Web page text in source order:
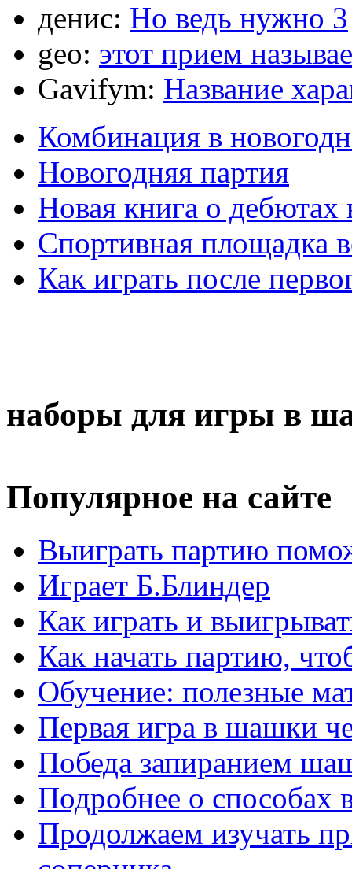
денис: Но ведь нужно 3
geo: этот прием
Gavifym: Название
Комбинация в
Новогодняя партия
Новая книга о
Спортивная площадка
Как играть после
наборы для игры в
Популярное на сайте
Выиграть партию
Играет Б.Блиндер
Как играть и
Как начать партию,
Обучение: полезные
Первая игра в шашки
Победа запиранием
Подробнее о способах
Продолжаем изучать